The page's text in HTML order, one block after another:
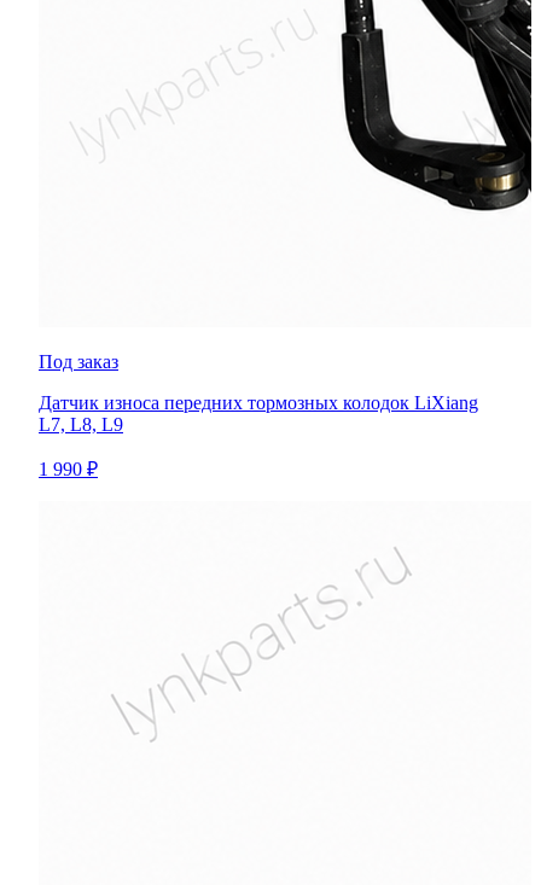
Под заказ
Датчик износа передних тормозных колодок LiXiang
L7, L8, L9
1 990 ₽